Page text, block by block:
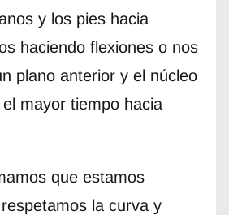
y los pies hacia
haciendo flexiones o nos
plano anterior y el núcleo
mayor tiempo hacia
que estamos
la curva y